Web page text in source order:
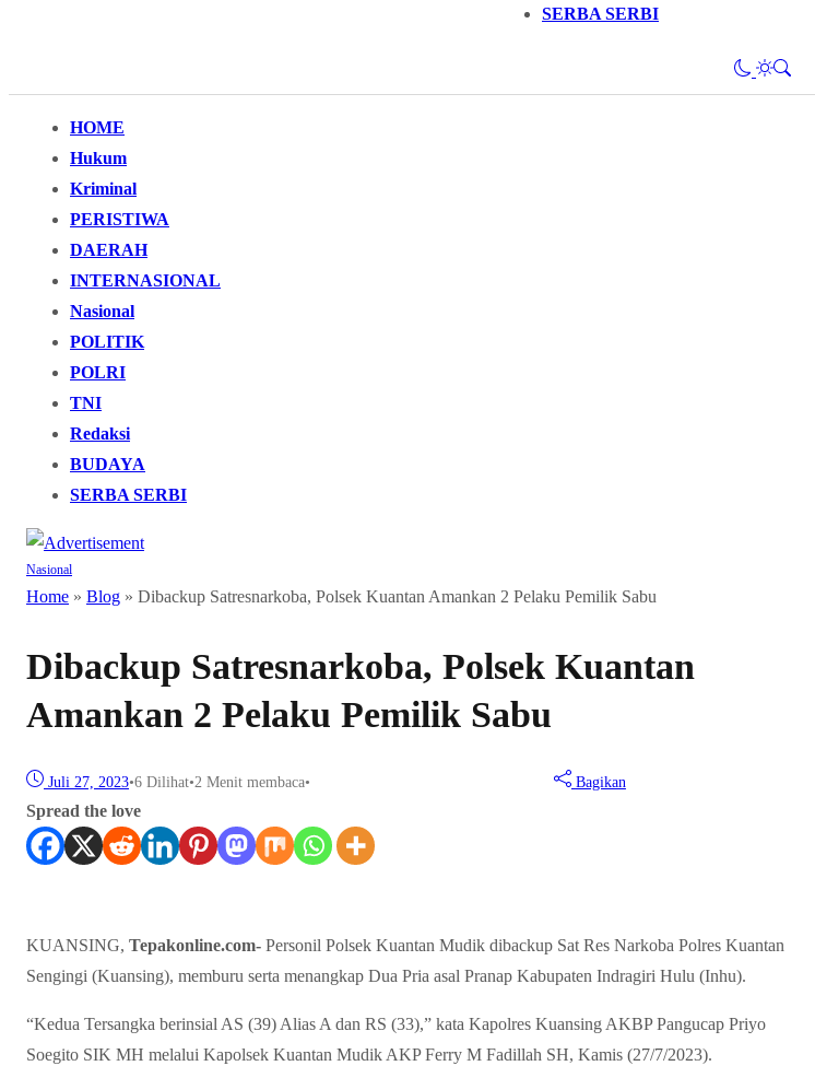
SERBA SERBI
HOME
Hukum
Kriminal
PERISTIWA
DAERAH
INTERNASIONAL
Nasional
POLITIK
POLRI
TNI
Redaksi
BUDAYA
SERBA SERBI
Nasional
Home » Blog » Dibackup Satresnarkoba, Polsek Kuantan Amankan 2 Pelaku Pemilik Sabu
Dibackup Satresnarkoba, Polsek Kuantan
Amankan 2 Pelaku Pemilik Sabu
Juli 27, 2023•6 Dilihat•2 Menit membaca• Bagikan
Spread the love
KUANSING, Tepakonline.com- Personil Polsek Kuantan Mudik dibackup Sat Res Narkoba Polres Kuantan
Sengingi (Kuansing), memburu serta menangkap Dua Pria asal Pranap Kabupaten Indragiri Hulu (Inhu).
“Kedua Tersangka berinsial AS (39) Alias A dan RS (33),” kata Kapolres Kuansing AKBP Pangucap Priyo
Soegito SIK MH melalui Kapolsek Kuantan Mudik AKP Ferry M Fadillah SH, Kamis (27/7/2023).